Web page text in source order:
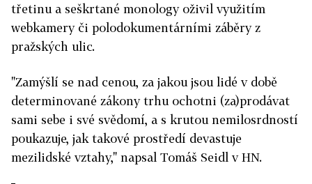
třetinu a seškrtané monology oživil využitím
webkamery či polodokumentárními záběry z
pražských ulic.
"Zamýšlí se nad cenou, za jakou jsou lidé v době
determinované zákony trhu ochotni (za)prodávat
sami sebe i své svědomí, a s krutou nemilosrdností
poukazuje, jak takové prostředí devastuje
mezilidské vztahy," napsal Tomáš Seidl v HN.